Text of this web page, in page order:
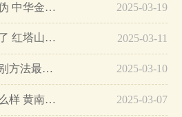
中华金中支如何辨别真伪 中华金中支真假烟鉴别方法… 2025-03-19
红塔山软新为什么不出了 红塔山软新烟停售原因详解… 2025-03-11
黄鹤楼硬奇景真假的辨别方法最简单版… 2025-03-10
黄南京香烟20元一包什么样 黄南京香烟真假鉴别… 2025-03-07